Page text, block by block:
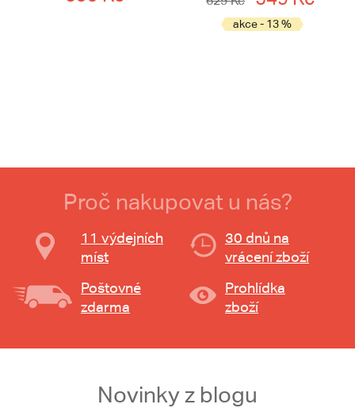
akce - 13 %
Proč nakupovat u nás?
11 výdejních
míst
30 dnů na
vrácení zboží
Poštovné
zdarma
Prohlídka
zboží
Novinky z blogu